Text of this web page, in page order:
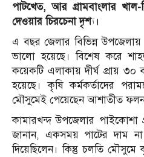
পাটখেত, আর গ্রামবাংলার
দেওয়ার চিরচেনা দৃশ্য।
এ বছর জেলার বিভিন্ন উপজেলায়
ভালো হয়েছে। বিশেষ করে
কয়েকটি এলাকায় দীর্ঘ প্রায়
হয়েছে। কৃষি কর্মকর্তাদের
মৌসুমেই পেয়েছেন আশাতীত
কামারখন্দ উপজেলার
জানান, একসময় পাটের দাম
দিয়েছিলেন। কিন্তু চলতি